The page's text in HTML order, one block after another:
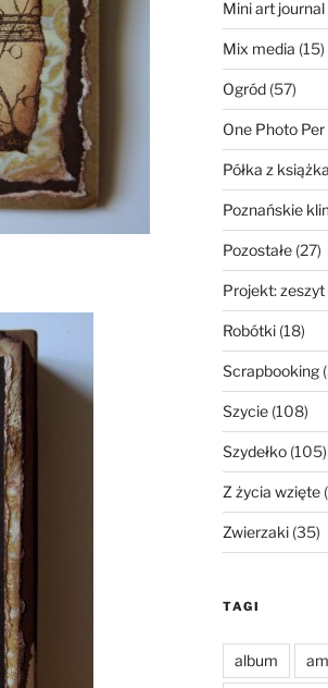
Mini art
Mix media (15)
Ogród(57)
One Photo Per
Półka z
Poznańskie
Pozostałe(27)
Projekt: zeszyt
Robótki(18)
Scrapbooking
Szycie(108)
Szydełko(105)
Z życia wzięte
Zwierzaki(35)
TAGI
album